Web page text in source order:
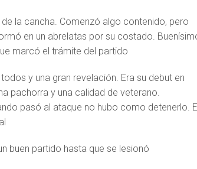
de la cancha. Comenzó algo contenido, pero
en un abrelatas por su costado.
marcó el trámite del partido
y una gran revelación. Era su debut en
pachorra y una calidad de veterano.
pasó al ataque no hubo como detenerlo.
buen partido hasta que se lesionó